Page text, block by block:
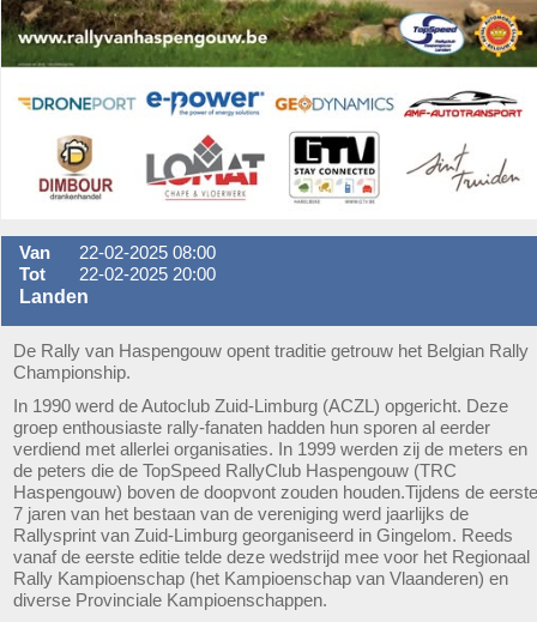
Van
22-02-2025 08:00
Tot
22-02-2025 20:00
Landen
De Rally van Haspengouw opent traditie getrouw het Belgian Rally
Championship.
In 1990 werd de Autoclub Zuid-Limburg (ACZL) opgericht. Deze
groep enthousiaste rally-fanaten hadden hun sporen al eerder
verdiend met allerlei organisaties. In 1999 werden zij de meters en
de peters die de TopSpeed RallyClub Haspengouw (TRC
Haspengouw) boven de doopvont zouden houden.Tijdens de eerste
7 jaren van het bestaan van de vereniging werd jaarlijks de
Rallysprint van Zuid-Limburg georganiseerd in Gingelom. Reeds
vanaf de eerste editie telde deze wedstrijd mee voor het Regionaal
Rally Kampioenschap (het Kampioenschap van Vlaanderen) en
diverse Provinciale Kampioenschappen.